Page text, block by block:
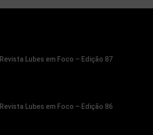
Revista Lubes em Foco – Edição 87
Revista Lubes em Foco – Edição 86